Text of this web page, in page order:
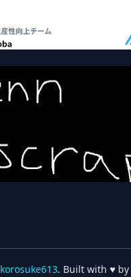
korosuke613. Built with ♥ by